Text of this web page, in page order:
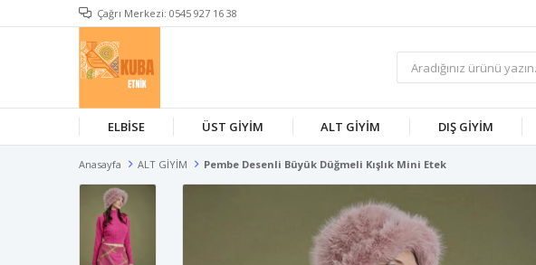
Çağrı Merkezi: 0545 927 16 38
ELBİSE ÜST GİYİM ALT GİYİM DIŞ GİYİM
Anasayfa ALT GİYİM Pembe Desenli Büyük Düğmeli Kışlık Mini Etek